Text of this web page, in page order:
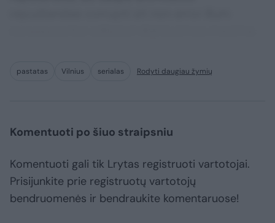
pastatas Vilnius serialas Rodyti daugiau žymių
Komentuoti po šiuo straipsniu
Komentuoti gali tik Lrytas registruoti vartotojai.
Prisijunkite prie registruotų vartotojų
bendruomenės ir bendraukite komentaruose!